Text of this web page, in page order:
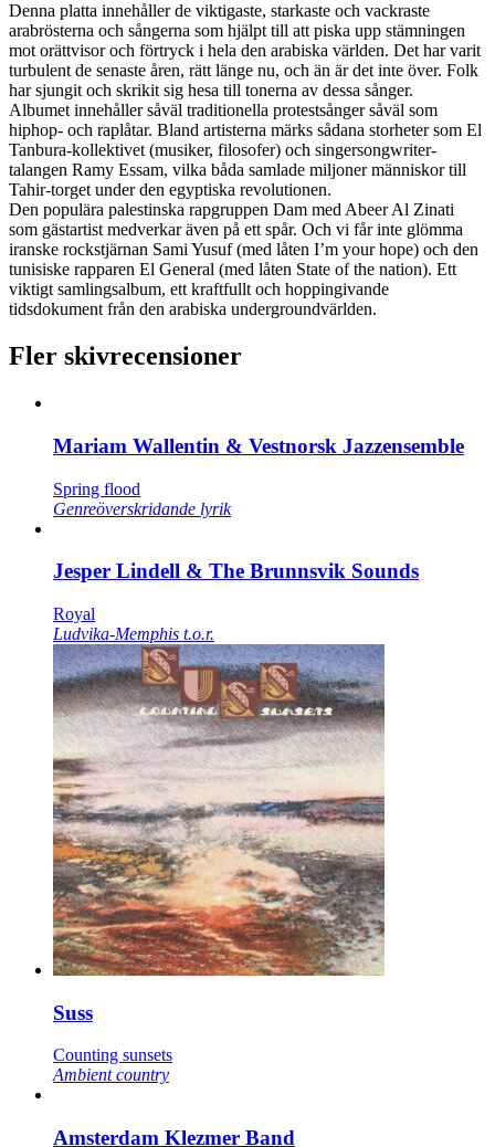
Denna platta innehåller de viktigaste, starkaste och vackraste
arabrösterna och sångerna som hjälpt till att piska upp stämningen
mot orättvisor och förtryck i hela den arabiska världen. Det har varit
turbulent de senaste åren, rätt länge nu, och än är det inte över. Folk
har sjungit och skrikit sig hesa till tonerna av dessa sånger.
Albumet innehåller såväl traditionella protestsånger såväl som
hiphop- och raplåtar. Bland artisterna märks sådana storheter som El
Tanbura-kollektivet (musiker, filosofer) och singersongwriter-
talangen Ramy Essam, vilka båda samlade miljoner människor till
Tahir-torget under den egyptiska revolutionen.
Den populära palestinska rapgruppen Dam med Abeer Al Zinati
som gästartist medverkar även på ett spår. Och vi får inte glömma
iranske rockstjärnan Sami Yusuf (med låten I’m your hope) och den
tunisiske rapparen El General (med låten State of the nation). Ett
viktigt samlingsalbum, ett kraftfullt och hoppingivande
tidsdokument från den arabiska undergroundvärlden.
Fler skivrecensioner
Mariam Wallentin & Vestnorsk Jazzensemble
Spring flood
Genreöverskridande lyrik
Jesper Lindell & The Brunnsvik Sounds
Royal
Ludvika-Memphis t.o.r.
Suss
Counting sunsets
Ambient country
Amsterdam Klezmer Band